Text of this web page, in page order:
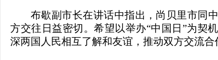
布歇副市长在讲话中指出，尚贝里市同
方交往日益密切。希望以举办“中国日”为契
深两国人民相互了解和友谊，推动双方交流合